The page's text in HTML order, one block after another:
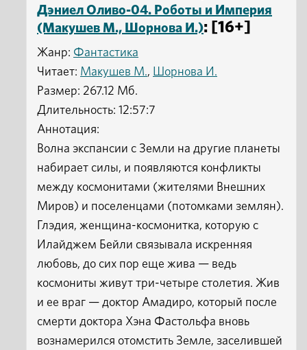
Дэниел Оливо-04. Роботы и Империя
(Макушев М., Шорнова И.): [16+]
Жанр: Фантастика
Читает: Макушев М., Шорнова И.
Размер: 267.12 Мб.
Длительность: 12:57:7
Аннотация:
Волна экспансии с Земли на другие планеты
набирает силы, и появляются конфликты
между космонитами (жителями Внешних
Миров) и поселенцами (потомками землян).
Глэдия, женщина-космонитка, которую с
Илайджем Бейли связывала искренняя
любовь, до сих пор еще жива — ведь
космониты живут три-четыре столетия. Жив
и ее враг — доктор Амадиро, который после
смерти доктора Хэна Фастольфа вновь
вознамерился отомстить Земле, заселившей